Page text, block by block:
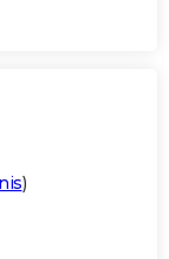
)